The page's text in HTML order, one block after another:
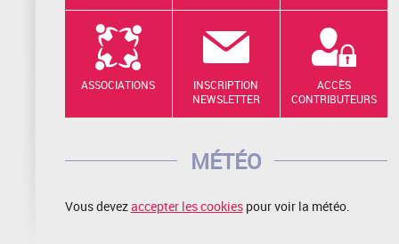
ASSOCIATIONS
INSCRIPTION
NEWSLETTER
ACCÈS
CONTRIBUTEURS
MÉTÉO
Vous devezaccepter les cookiespour voir la météo.